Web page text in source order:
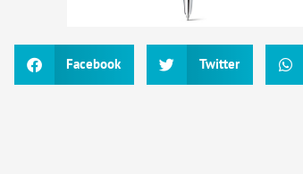
Facebook Twitter